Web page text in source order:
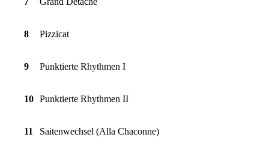
8 Pizzicat
9 Punktierte Rhythmen I
10 Punktierte Rhythmen II
11 Saitenwechsel (Alla Chaconne)